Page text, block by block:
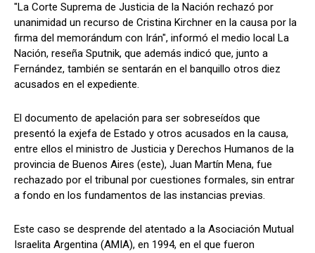
"La Corte Suprema de Justicia de la Nación rechazó por
unanimidad un recurso de Cristina Kirchner en la causa por la
firma del memorándum con Irán", informó el medio local La
Nación, reseña Sputnik, que además indicó que, junto a
Fernández, también se sentarán en el banquillo otros diez
acusados ​​en el expediente.
El documento de apelación para ser sobreseídos que
presentó la exjefa de Estado y otros acusados ​​en la causa,
entre ellos el ministro de Justicia y Derechos Humanos de la
provincia de Buenos Aires (este), Juan Martín Mena, fue
rechazado por el tribunal por cuestiones formales, sin entrar
a fondo en los fundamentos de las instancias previas.
Este caso se desprende del atentado a la Asociación Mutual
Israelita Argentina (AMIA), en 1994, en el que fueron